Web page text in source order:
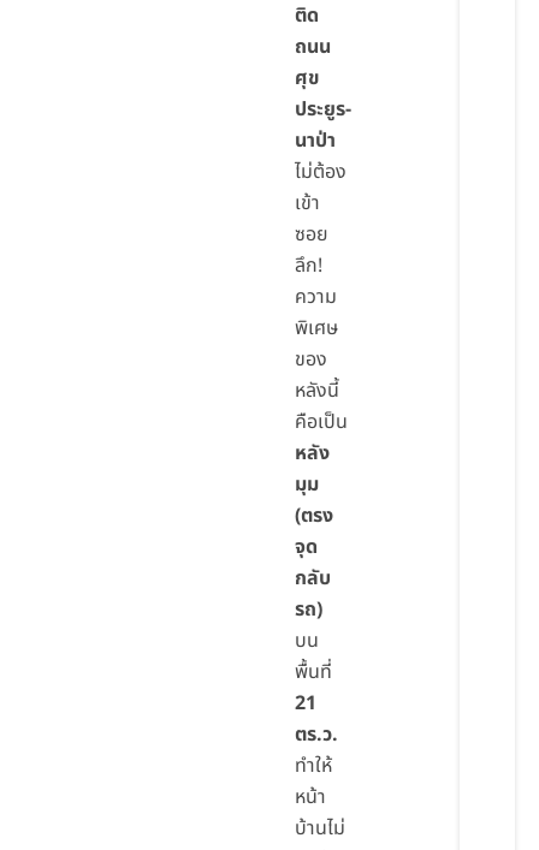
ติด
ถนน
ศุข
ประยูร-
นาป่า
ไม่ต้อง
เข้า
ซอย
ลึก!
ความ
พิเศษ
ของ
หลังนี้
คือเป็น
หลัง
มุม
(ตรง
จุด
กลับ
รถ)
บน
พื้นที่
21
ตร.ว.
ทำให้
หน้า
บ้านไม่